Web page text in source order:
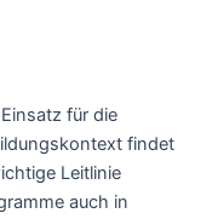
für die
findet
Leitlinie
auch in